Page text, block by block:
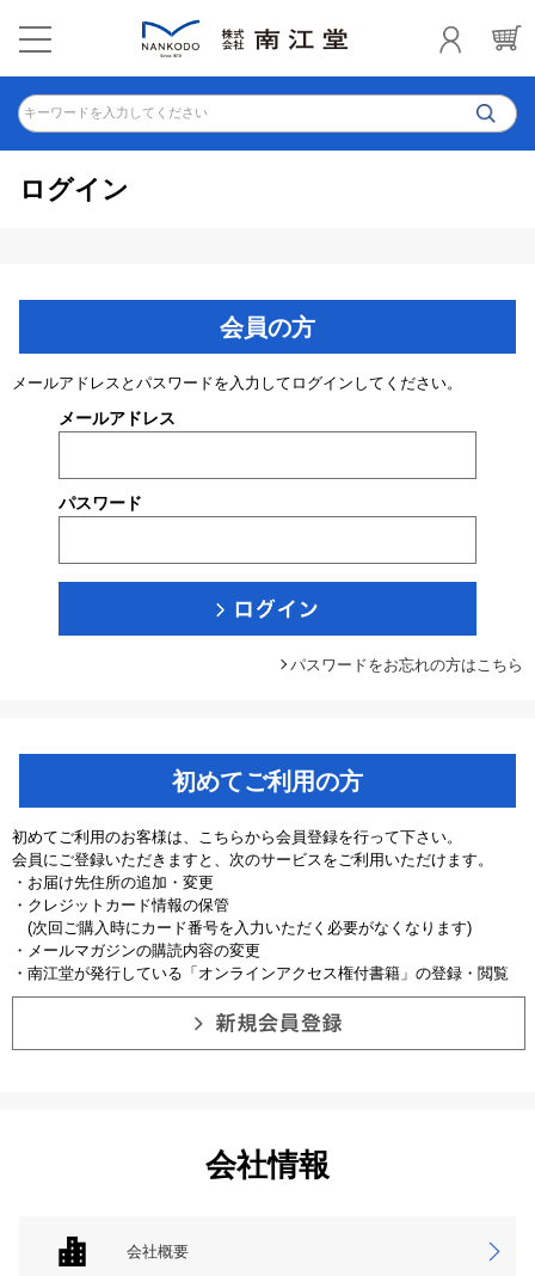
キーワードを入力してください
ログイン
会員の方
メールアドレスとパスワードを入力してログインしてください。
メールアドレス
パスワード
パスワードをお忘れの方はこちら
初めてご利用の方
初めてご利用のお客様は、こちらから会員登録を行って下さい。
会員にご登録いただきますと、次のサービスをご利用いただけます。
・お届け先住所の追加・変更
・クレジットカード情報の保管
(次回ご購入時にカード番号を入力いただく必要がなくなります)
・メールマガジンの購読内容の変更
・南江堂が発行している「オンラインアクセス権付書籍」の登録・閲覧
会社情報
会社概要